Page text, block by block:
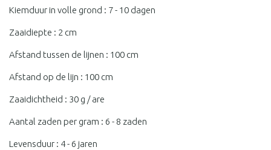
Kiemduur in volle grond : 7 - 10 dagen
Zaaidiepte : 2 cm
Afstand tussen de lijnen : 100 cm
Afstand op de lijn : 100 cm
Zaaidichtheid : 30 g / are
Aantal zaden per gram : 6 - 8 zaden
Levensduur : 4 - 6 jaren